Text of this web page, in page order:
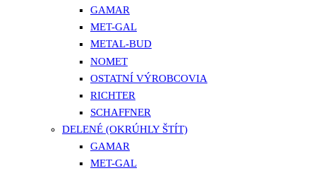
GAMAR
MET-GAL
METAL-BUD
NOMET
OSTATNÍ VÝROBCOVIA
RICHTER
SCHAFFNER
DELENÉ (OKRÚHLY ŠTÍT)
GAMAR
MET-GAL